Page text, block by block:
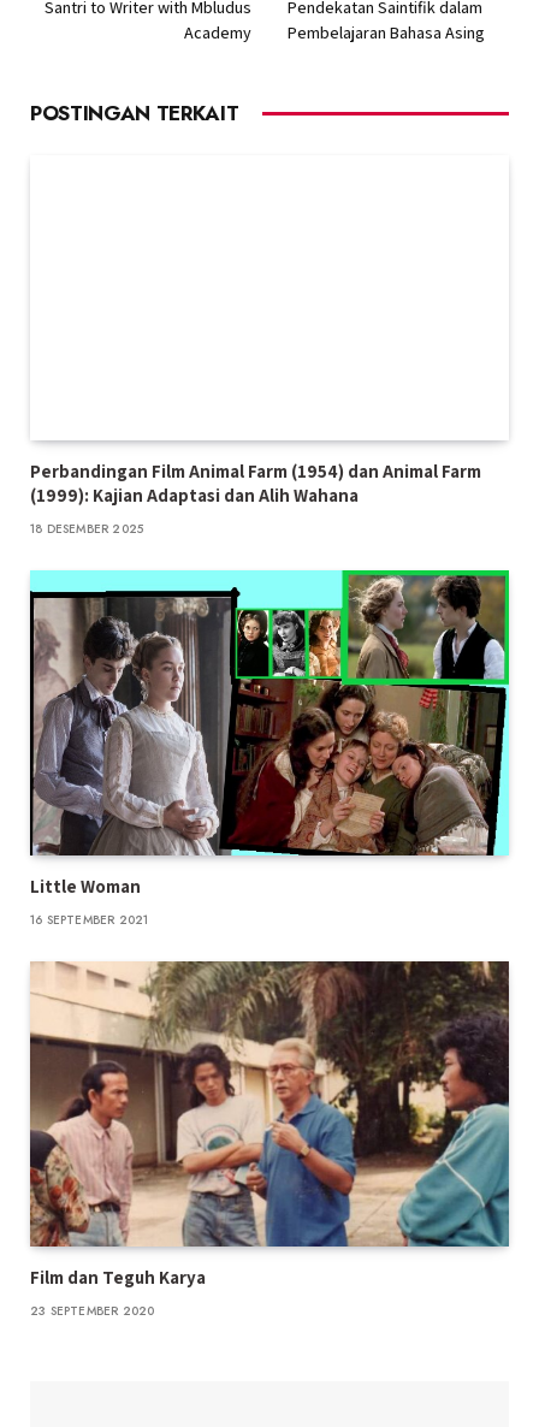
Santri to Writer with Mbludus
Academy
Pendekatan Saintifik dalam
Pembelajaran Bahasa Asing
POSTINGAN TERKAIT
Perbandingan Film Animal Farm (1954) dan Animal Farm
(1999): Kajian Adaptasi dan Alih Wahana
18 DESEMBER 2025
Little Woman
16 SEPTEMBER 2021
Film dan Teguh Karya
23 SEPTEMBER 2020